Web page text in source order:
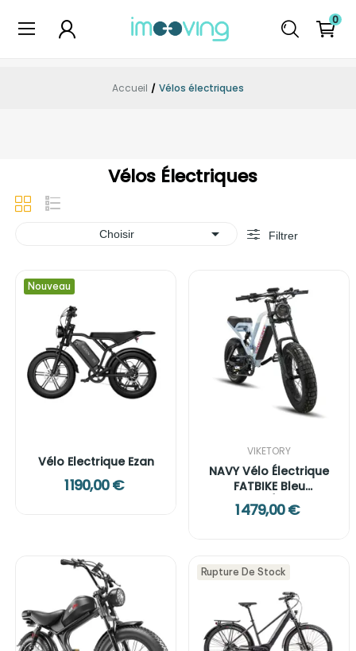
0
Accueil Vélos électriques
Vélos Électriques
Choisir  Filtrer
Nouveau
Vélo Electrique Ezan
1 190,00 €
VIKETORY
NAVY Vélo Électrique
FATBIKE Bleu
Marine/Blanc
1 479,00 €
Rupture De Stock